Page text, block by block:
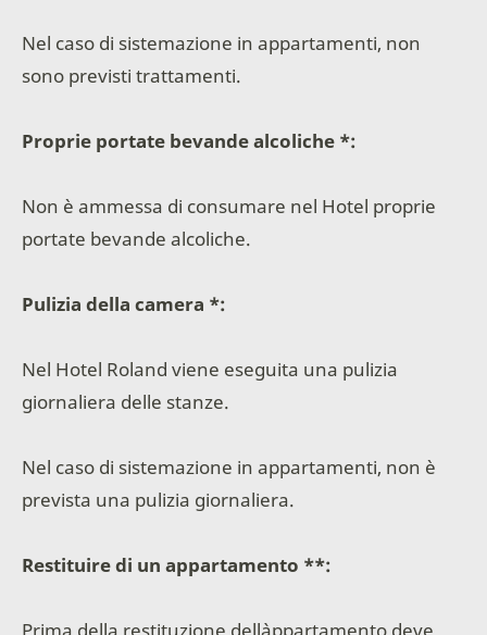
Nel caso di sistemazione in appartamenti, non
sono previsti trattamenti.
Proprie portate bevande alcoliche *:
Non è ammessa di consumare nel Hotel proprie
portate bevande alcoliche.
Pulizia della camera *:
Nel Hotel Roland viene eseguita una pulizia
giornaliera delle stanze.
Nel caso di sistemazione in appartamenti, non è
prevista una pulizia giornaliera.
Restituire di un appartamento **: